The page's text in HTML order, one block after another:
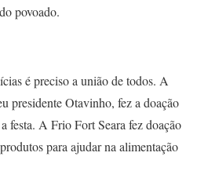
povoado.
é preciso a união de todos. A
presidente Otavinho, fez a doação
festa. A Frio Fort Seara fez doação
para ajudar na alimentação